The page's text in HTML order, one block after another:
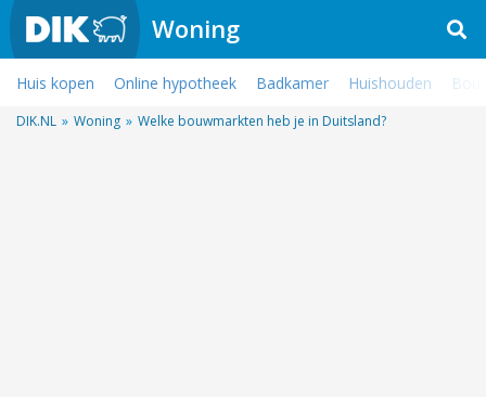
Woning
Huis kopen Online hypotheek Badkamer Huishouden
DIK.NL » Woning » Welke bouwmarkten heb je in Duitsland?